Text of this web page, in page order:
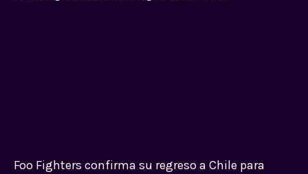
Foo Fighters confirma su regreso a Chile para